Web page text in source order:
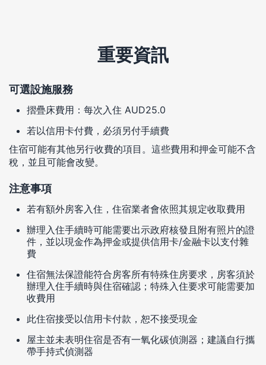
重要資訊
可選設施服務
摺疊床費用：每次入住 AUD25.0
若以信用卡付費，必須另付手續費
住宿可能有其他另行收費的項目。這些費用和押金可能不含
稅，並且可能會改變。
注意事項
若有額外房客入住，住宿業者會依照其規定收取費用
辦理入住手續時可能需要出示政府核發且附有照片的證
件，並以現金作為押金或提供信用卡/金融卡以支付雜
費
住宿無法保證能符合房客所有特殊住房要求，房客須於
辦理入住手續時與住宿確認；特殊入住要求可能需要加
收費用
此住宿接受以信用卡付款，恕不接受現金
屋主並未表明住宿是否有一氧化碳偵測器；建議自行攜
帶手持式偵測器